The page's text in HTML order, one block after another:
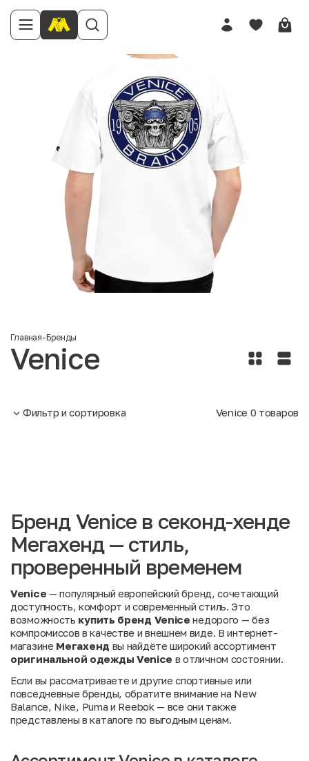
Главная-Бренды
Venice
Фильтр и сортировка Venice 0 товаров
Бренд Venice в секонд-хенде
Мегахенд — стиль,
проверенный временем
Venice — популярный европейский бренд, сочетающий
доступность, комфорт и современный стиль. Это
возможность купить бренд Venice недорого — без
компромиссов в качестве и внешнем виде. В интернет-
магазине Мегахенд вы найдёте широкий ассортимент
оригинальной одежды Venice в отличном состоянии.
Если вы рассматриваете и другие спортивные или
повседневные бренды, обратите внимание на New
Balance, Nike, Puma и Reebok — все они также
представлены в каталоге по выгодным ценам.